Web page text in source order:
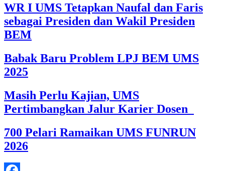
WR I UMS Tetapkan Naufal dan Faris
sebagai Presiden dan Wakil Presiden
BEM
Babak Baru Problem LPJ BEM UMS
2025
Masih Perlu Kajian, UMS
Pertimbangkan Jalur Karier Dosen
700 Pelari Ramaikan UMS FUNRUN
2026